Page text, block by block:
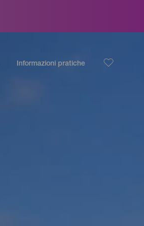
Informazioni pratiche